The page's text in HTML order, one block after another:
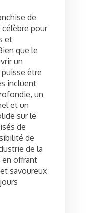
de
pour
et
que le
un
être
incluent
un
et un
sur le
de
de
de la
en offrant
savoureux